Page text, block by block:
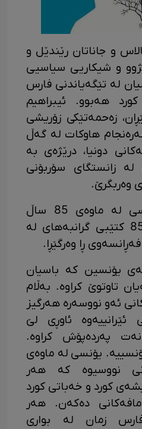
و جاناتان رێندێل و
و شیکاریی سیاسیی
لە تێگەیاندنی فارس
هەبوو. ئیبراهیم
زه‌حمه‌تێکی زۆریشی
هاوکات له‌ گه‌ڵ
دونیا، درێژه‌ی به‌
زانستگای سۆربۆنی
وه‌ربگرێ.
دکتۆر ئیبراهیم یۆنسی له‌ ماوه‌ی 85 ساڵ
عومری به‌ نرخی دا 85 کتێبی گرانبه‌های له‌
ڕا وه‌رگێڕا.
یۆنسین کە باسیان
تاوتوێ کراوە. بەڵام
ئەو نووسەرە هەرگیز
ئێرانییەوە ئاوڕی لێ
پەردەپۆش کراوە.
یۆنسی لە ماوەی
12 ڕۆمانی نووسیوە کە هەر
کورد و خەباتی کورد
دەکەن. هەر
زمان لە بواری